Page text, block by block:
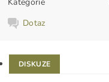
Dotaz
DISKUZE